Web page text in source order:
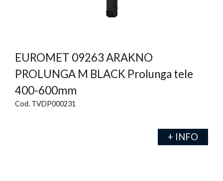
EUROMET 09263 ARAKNO
PROLUNGA M BLACK Prolunga tele
400-600mm
Cod. TVDP000231
+ INFO